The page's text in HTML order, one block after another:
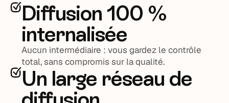
Diffusion 100 %
internalisée
Aucun intermédiaire : vous gardez le contrôle
total, sans compromis sur la qualité.
Un large réseau de